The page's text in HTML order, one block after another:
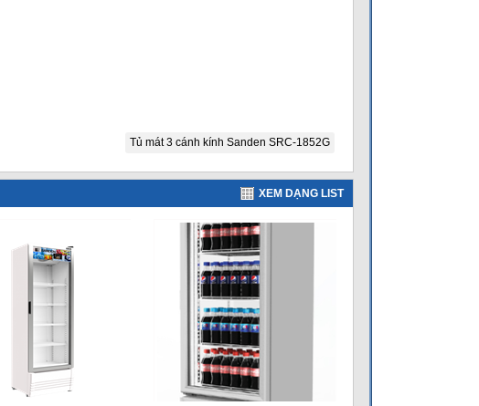
Tủ mát 3 cánh kính Sanden SRC-1852G
XEM DẠNG LIST